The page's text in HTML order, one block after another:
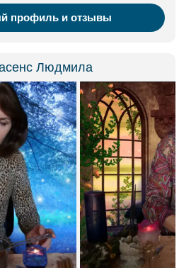
профиль и отзывы
Людмила